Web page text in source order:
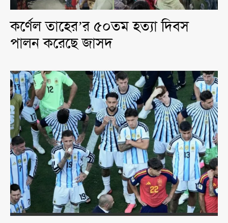
কর্ণেল তাহের’র ৫০তম হত্যা দিবস
পালন করেছে জাসদ